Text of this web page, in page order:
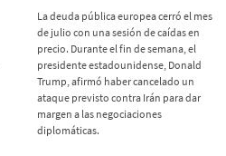
La deuda pública europea cerró el mes
de julio con una sesión de caídas en
precio. Durante el fin de semana, el
presidente estadounidense, Donald
Trump, afirmó haber cancelado un
ataque previsto contra Irán para dar
margen a las negociaciones
diplomáticas.